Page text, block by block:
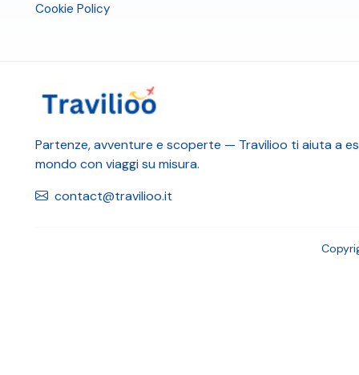
Cookie Policy
Partenze, avventure e scoperte — Travilioo ti aiuta a
mondo con viaggi su misura.
contact@travilioo.it